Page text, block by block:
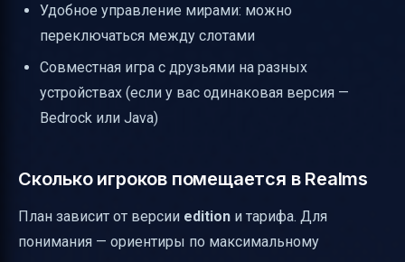
Удобное управление мирами: можно
переключаться между слотами
Совместная игра с друзьями на разных
устройствах (если у вас одинаковая версия —
Bedrock или Java)
Сколько игроков помещается в Realms
План зависит от версии edition и тарифа. Для
понимания — ориентиры по максимальному